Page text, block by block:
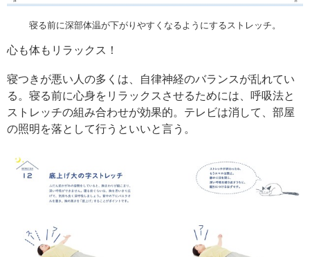
寝る前に深部体温が下がりやすくなるようにするストレッチ。
心も体もリラックス！
寝つきが悪い人の多くは、自律神経のバランスが乱れてい
る。寝る前に心身をリラックスさせるためには、呼吸法と
ストレッチの組み合わせが効果的。テレビは消して、部屋
の照明を落として行うといいと言う。